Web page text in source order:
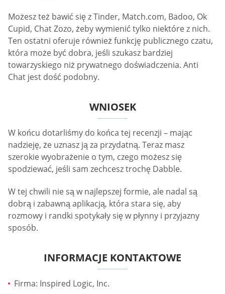
Możesz też bawić się z Tinder, Match.com, Badoo, Ok
Cupid, Chat Zozo, żeby wymienić tylko niektóre z nich.
Ten ostatni oferuje również funkcję publicznego czatu,
która może być dobra, jeśli szukasz bardziej
towarzyskiego niż prywatnego doświadczenia. Anti
Chat jest dość podobny.
WNIOSEK
W końcu dotarliśmy do końca tej recenzji – mając
nadzieję, że uznasz ją za przydatną. Teraz masz
szerokie wyobrażenie o tym, czego możesz się
spodziewać, jeśli sam zechcesz trochę Dabble.
W tej chwili nie są w najlepszej formie, ale nadal są
dobrą i zabawną aplikacją, która stara się, aby
rozmowy i randki spotykały się w płynny i przyjazny
sposób.
INFORMACJE KONTAKTOWE
Firma: Inspired Logic, Inc.